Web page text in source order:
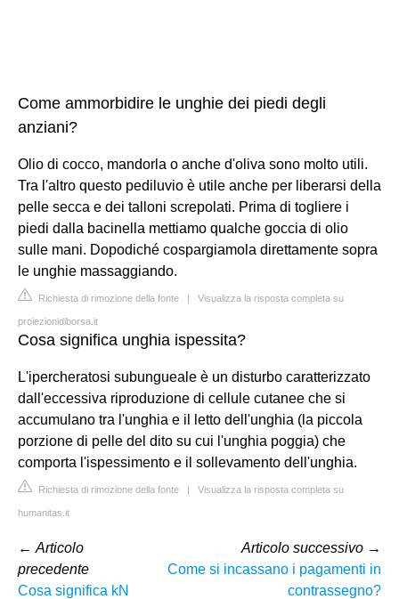
Come ammorbidire le unghie dei piedi degli
anziani?
Olio di cocco, mandorla o anche d'oliva sono molto utili.
Tra l'altro questo pediluvio è utile anche per liberarsi della
pelle secca e dei talloni screpolati. Prima di togliere i
piedi dalla bacinella mettiamo qualche goccia di olio
sulle mani. Dopodiché cospargiamola direttamente sopra
le unghie massaggiando.
Richiesta di rimozione della fonte | Visualizza la risposta completa su
proiezionidiborsa.it
Cosa significa unghia ispessita?
L'ipercheratosi subungueale è un disturbo caratterizzato
dall'eccessiva riproduzione di cellule cutanee che si
accumulano tra l'unghia e il letto dell'unghia (la piccola
porzione di pelle del dito su cui l'unghia poggia) che
comporta l'ispessimento e il sollevamento dell'unghia.
Richiesta di rimozione della fonte | Visualizza la risposta completa su
humanitas.it
← Articolo
precedente
Cosa significa kN
Articolo successivo →
Come si incassano i pagamenti in
contrassegno?